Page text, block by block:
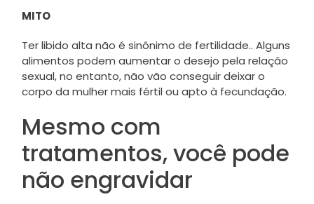
MITO
Ter libido alta não é sinônimo de fertilidade.. Alguns
alimentos podem aumentar o desejo pela relação
sexual, no entanto, não vão conseguir deixar o
corpo da mulher mais fértil ou apto à fecundação.
Mesmo com
tratamentos, você pode
não engravidar